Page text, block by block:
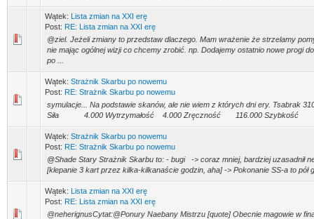
Wątek: Lista zmian na XXI erę
Post: RE: Lista zmian na XXI erę
@ziel. Jeżeli zmiany to przedstaw dlaczego. Mam wrażenie że strzelamy
nie mając ogólnej wizji co chcemy zrobić. np. Dodajemy ostatnio nowe progi
po ...
Wątek: Strażnik Skarbu po nowemu
Post: RE: Strażnik Skarbu po nowemu
symulacje... Na podstawie skanów, ale nie wiem z których dni ery. Tsabrak
Siła 4.000 Wytrzymałość 4.000 Zręczność 116.000 Szybkość
Wątek: Strażnik Skarbu po nowemu
Post: RE: Strażnik Skarbu po nowemu
@Shade Stary Strażnik Skarbu to: - bugi -> coraz mniej, bardziej uzasadnił
[klepanie 3 kart przez kilka-kilkanaście godzin, aha] -> Pokonanie SS-a to pół
Wątek: Lista zmian na XXI erę
Post: RE: Lista zmian na XXI erę
@neherignusCytat:@Ponury Naebany Mistrzu [quote] Obecnie magowie w